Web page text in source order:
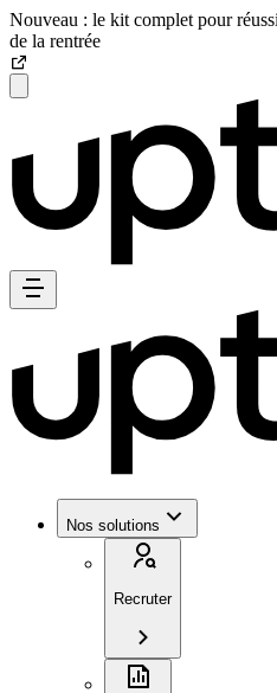
Nouveau : le kit complet pour
de la rentrée
Nos solutions
Recruter